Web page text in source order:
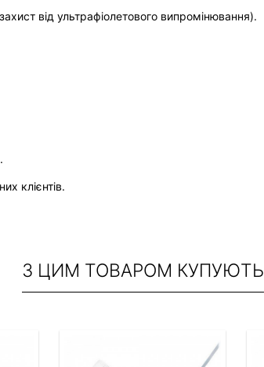
від ультрафіолетового випромінювання).
клієнтів.
З ЦИМ ТОВАРОМ КУПУЮТЬ